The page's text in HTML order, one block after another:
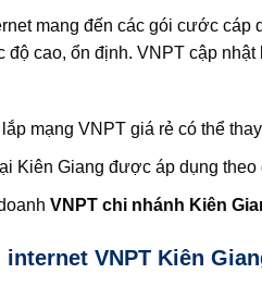
mang đến các gói cước cáp
độ cao, ổn định. VNPT cập
mạng VNPT giá rẻ có thể
Kiên Giang được áp dụng theo
VNPT chi nhánh Kiên
VNPT Kiên